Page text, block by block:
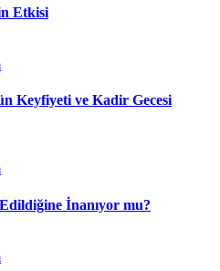
Etkisi
Keyfiyeti ve Kadir Gecesi
İnanıyor mu?